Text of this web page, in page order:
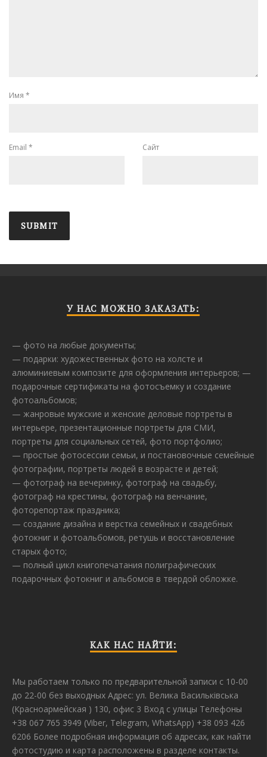
Имя *
Email * Сайт
У НАС МОЖНО ЗАКАЗАТЬ:
— фото на любые документы;
— подарки: художественных фото на холсте и
алюминиевым композите для оформления интерьеров; —
подарочные сертификаты на фотосъемку и создание
фотоальбомов;
— жанровые мужские и женские деловые портреты в
интерьере, презентационные портреты для СМИ,
портреты для социальных сетей, фото портфолио;
— простые фотосессии семьи, и постановочные семейные
фотографии, портреты людей в возрасте и детей;
— фотограф на вечеринку, фотограф на свадьбу,
фотограф на крестины, фотограф на венчание,
фоторепортаж праздника;
— создание дизайна и верстка семейных и свадебных
фотокниг и фотоальбомов, ретушь и восстановление
старых фото;
— полный цикл книгопечатания полиграфических
подарочных фотокниг и альбомов в твердой обложке.
КАК НАС НАЙТИ:
Мы работаем только по предварительной записи с 10-00
до 22-00 без выходных Адрес: ул. Велика Васильківська
(Красноармейская ) 130, офис 3 Вход с улицы Телефоны
+38 067 765 3949 (Viber, Telegram, WhatsApp) +38 093 426
6206 Более подробная информация об адресах, как найти
фотостудию и карта расположены в разделе контакты.